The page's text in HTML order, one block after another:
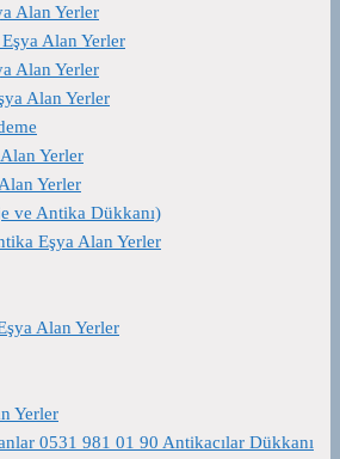
Alan Yerler
Alan Yerler
Alan Yerler
Alan Yerler
Yerler
Yerler
ve Antika Dükkanı)
Eşya Alan Yerler
Alan Yerler
Yerler
0531 981 01 90 Antikacılar Dükkanı